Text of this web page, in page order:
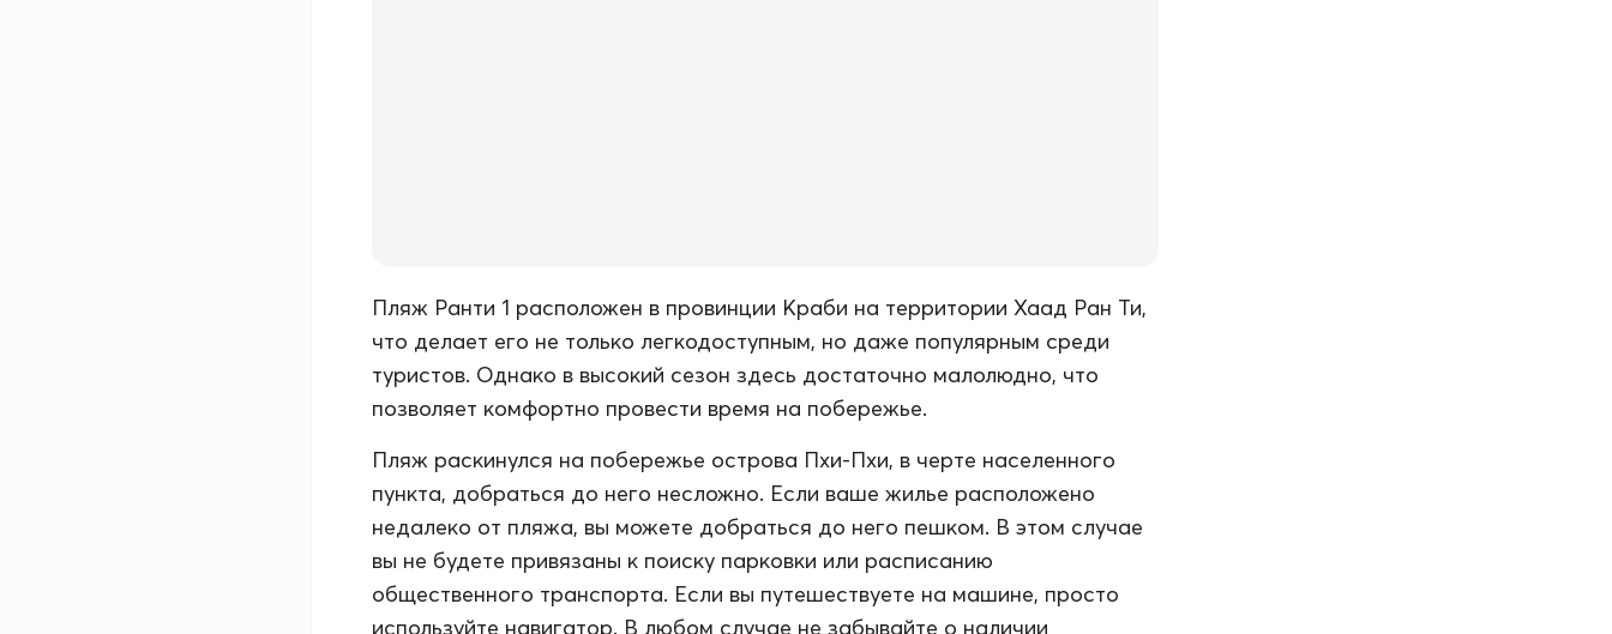
Пляж Ранти 1 расположен в провинции Краби на территории Хаад Ран Ти,
что делает его не только легкодоступным, но даже популярным среди
туристов. Однако в высокий сезон здесь достаточно малолюдно, что
позволяет комфортно провести время на побережье.
Пляж раскинулся на побережье острова Пхи-Пхи, в черте населенного
пункта, добраться до него несложно. Если ваше жилье расположено
недалеко от пляжа, вы можете добраться до него пешком. В этом случае
вы не будете привязаны к поиску парковки или расписанию
общественного транспорта. Если вы путешествуете на машине, просто
используйте навигатор. В любом случае не забывайте о наличии